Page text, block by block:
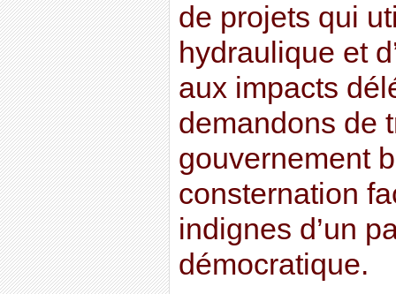
de projets qui
hydraulique et
aux impacts
demandons de
gouvernement
consternation
indignes d’un
démocratique.